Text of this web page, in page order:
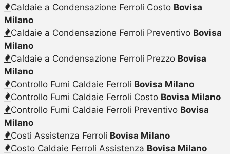
Caldaie a Condensazione Ferroli Costo Bovisa
Milano
Caldaie a Condensazione Ferroli Preventivo Bovisa
Milano
Caldaie a Condensazione Ferroli Prezzo Bovisa
Milano
Controllo Fumi Caldaie Ferroli Bovisa Milano
Controllo Fumi Caldaie Ferroli Costo Bovisa Milano
Controllo Fumi Caldaie Ferroli Preventivo Bovisa
Milano
Costi Assistenza Ferroli Bovisa Milano
Costo Caldaie Ferroli Assistenza Bovisa Milano